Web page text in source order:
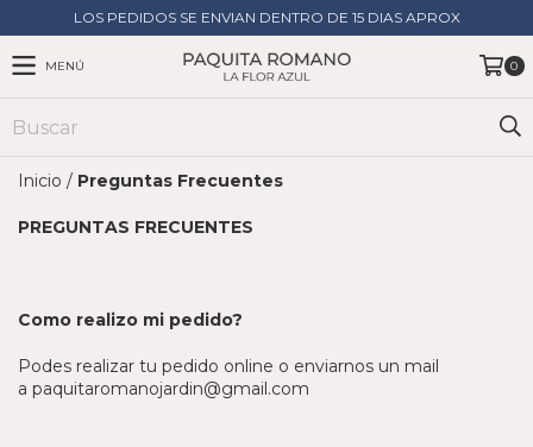
LOS PEDIDOS SE ENVIAN DENTRO DE 15 DIAS APROX
MENÚ 0
Inicio / Preguntas Frecuentes
PREGUNTAS FRECUENTES
Como realizo mi pedido?
Podes realizar tu pedido online o enviarnos un mail
a paquitaromanojardin@gmail.com